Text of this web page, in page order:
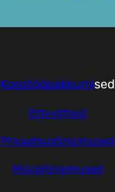
Koostööpakkumised
Ettevõttest
Privaatsustingimused
Müügitingimused